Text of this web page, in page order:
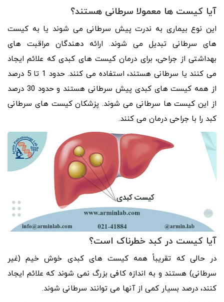
آیا کیست ها معمولا سرطانی هستند؟
این نوع بیماری به ندرت پیش سرطانی می شوند یا به کیست
های سرطانی تبدیل می شوند. ارائه دهندگان مراقبت های
بهداشتی از جراحی، برای درمان کیست های کبدی که علائم ایجاد
می کنند یا سرطانی هستند، استفاده می کنند. حدود 1 تا 5 درصد
از همه کیست های کبدی پیش سرطانی هستند و حدود 30 درصد
از این کیست ها سرطانی می شوند. پزشکان کیست های سرطانی
کبد را با جراحی درمان می کنند.
آیا کیست در کبد خطرناک است؟
در حالی که تقریباً همه کیست های کبدی خوش خیم (غیر
سرطانی) هستند و به اندازه کافی بزرگ نمی شوند که علائم ایجاد
کنند، درصد بسیار کمی از آنها می توانند سرطانی شوند.